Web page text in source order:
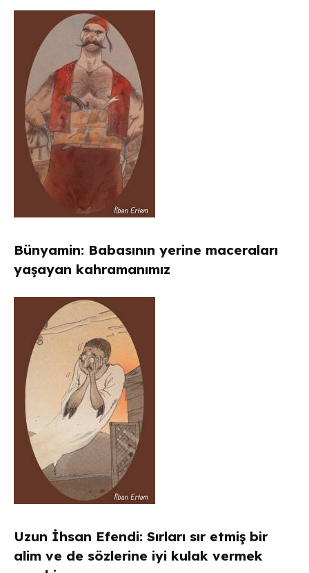
Bünyamin: Babasının yerine maceraları
yaşayan kahramanımız
Uzun İhsan Efendi: Sırları sır etmiş bir
alim ve de sözlerine iyi kulak vermek